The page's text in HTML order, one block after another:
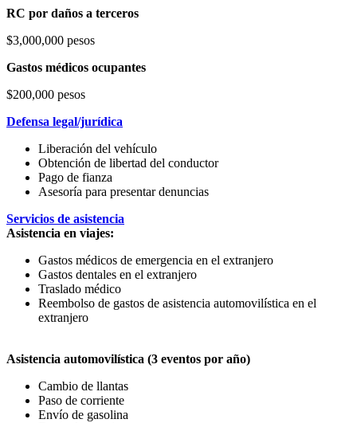
RC por daños a terceros
$3,000,000 pesos
Gastos médicos ocupantes
$200,000 pesos
Defensa legal/jurídica
Liberación del vehículo
Obtención de libertad del conductor
Pago de fianza
Asesoría para presentar denuncias
Servicios de asistencia
Asistencia en viajes:
Gastos médicos de emergencia en el extranjero
Gastos dentales en el extranjero
Traslado médico
Reembolso de gastos de asistencia automovilística en el
extranjero
Asistencia automovilística (3 eventos por año)
Cambio de llantas
Paso de corriente
Envío de gasolina